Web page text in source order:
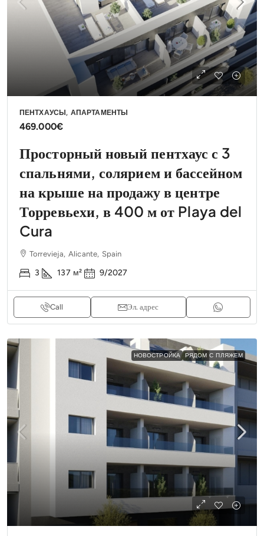
ПЕНТХАУСЫ, АПАРТАМЕНТЫ
469.000€
Просторный новый пентхаус с 3
спальнями, солярием и бассейном
на крыше на продажу в центре
Торревьехи, в 400 м от Playa del
Cura
Torrevieja, Alicante, Spain
3 137 м² 9/2027
Call Эл. адрес
НОВОСТРОЙКА РЯДОМ С ПЛЯЖЕМ